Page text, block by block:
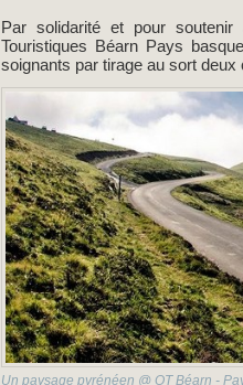
Par solidarité et pour soutenir
Touristiques Béarn Pays
soignants par tirage au sort
Un paysage pyrénéen @ OT Béarn -